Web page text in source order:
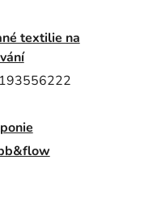
textilie na